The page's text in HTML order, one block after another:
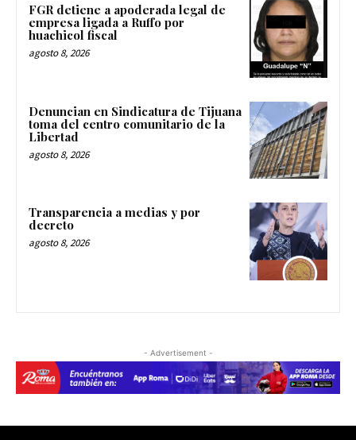
FGR detiene a apoderada legal de
empresa ligada a Ruffo por
huachicol fiscal
agosto 8, 2026
Denuncian en Sindicatura de Tijuana
toma del centro comunitario de la
Libertad
agosto 8, 2026
Transparencia a medias y por
decreto
agosto 8, 2026
- Advertisement -